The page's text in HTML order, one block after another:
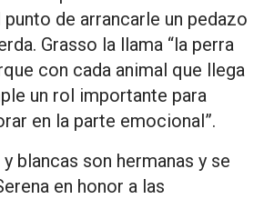
de arrancarle un pedazo
Grasso la llama “la perra
con cada animal que llega
un rol importante para
en la parte emocional”.
blancas son hermanas y se
en honor a las